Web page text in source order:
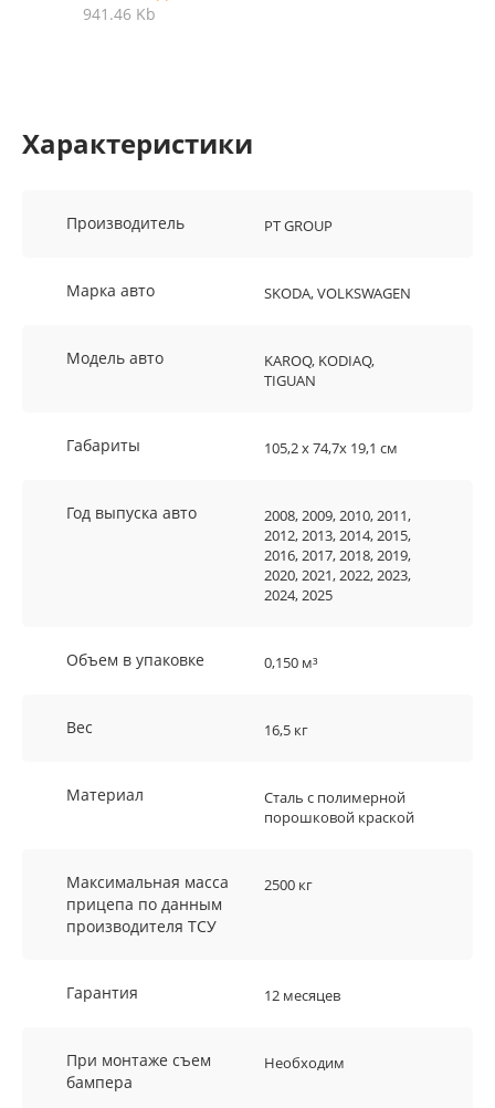
941.46 Kb
Характеристики
Производитель PT GROUP
Марка авто SKODA, VOLKSWAGEN
Модель авто
KAROQ, KODIAQ,
TIGUAN
Габариты 105,2 х 74,7х 19,1 см
Год выпуска авто
2008, 2009, 2010, 2011,
2012, 2013, 2014, 2015,
2016, 2017, 2018, 2019,
2020, 2021, 2022, 2023,
2024, 2025
Объем в упаковке 0,150 м³
Вес 16,5 кг
Материал
Сталь с полимерной
порошковой краской
Максимальная масса
прицепа по данным
производителя ТСУ
2500 кг
Гарантия 12 месяцев
При монтаже съем
бампера
Необходим